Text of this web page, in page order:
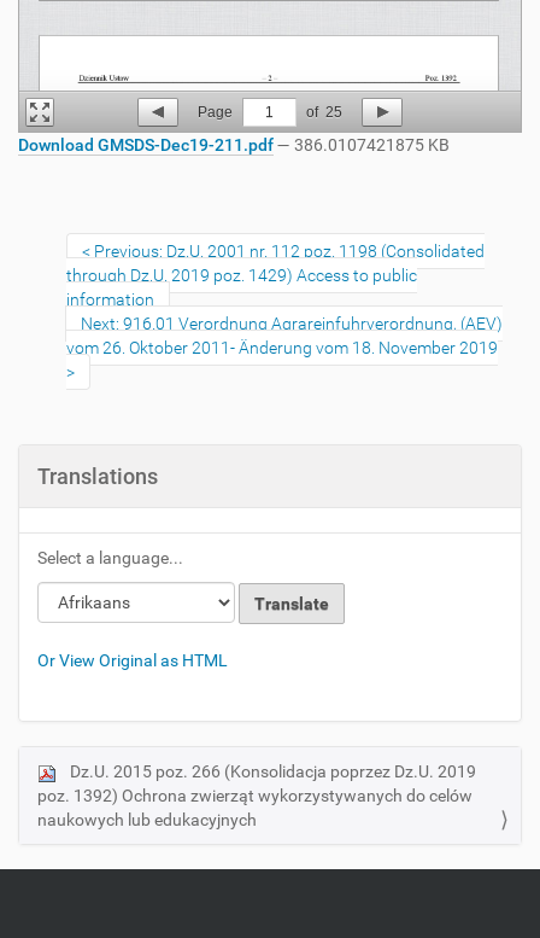
Page 1 of 25
Download GMSDS-Dec19-211.pdf— 386.0107421875 KB
Previous: Dz.U. 2001 nr. 112 poz. 1198 (Consolidated
through Dz.U. 2019 poz. 1429) Access to public
information
Next: 916.01 Verordnung Agrareinfuhrverordnung, (AEV)
vom 26. Oktober 2011- Änderung vom 18. November 2019
Translations
Select a language...
Or View Original as HTML
N
a
i
Dz.U. 2015 poz. 266 (Konsolidacja poprzez Dz.U. 2019
poz. 1392) Ochrona zwierząt wykorzystywanych do celów
naukowych lub edukacyjnych